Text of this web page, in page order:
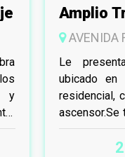
y
Amplio
Adeje
AVENIDA
Le
ubicado
residencial,
ascensor.Se
el garaje,